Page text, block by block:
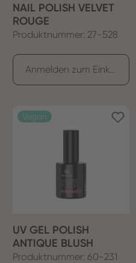
NAIL POLISH VELVET
ROUGE
Produktnummer: 27-528
Vegan
UV GEL POLISH
ANTIQUE BLUSH
Produktnummer: 60-231